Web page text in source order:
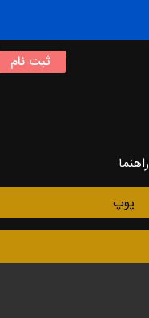
ثبت نام
راهنما
پوپ